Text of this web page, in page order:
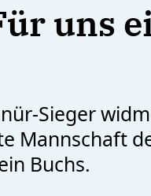
uns
Sieger
Mannschaft
Buchs.